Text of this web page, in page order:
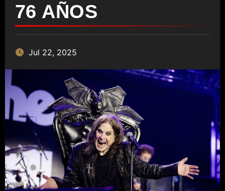
76 AÑOS
Jul 22, 2025